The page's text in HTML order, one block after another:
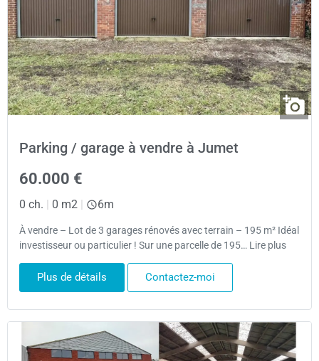
Parking / garage à vendre à Jumet
60.000 €
0 ch. | 0 m2 | 6m
À vendre – Lot de 3 garages rénovés avec terrain – 195 m² Idéal
investisseur ou particulier ! Sur une parcelle de 195… Lire plus
Plus de détails Contactez-moi